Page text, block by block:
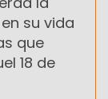
su vida
que
18 de